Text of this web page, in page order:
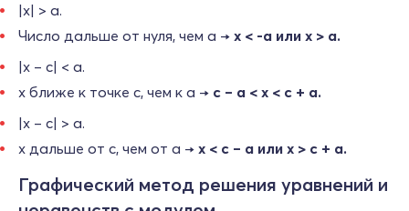
|x| > a.
Число дальше от нуля, чем a → x < ‑a или x > a.
|x – c| < a.
x ближе к точке c, чем к a → c – a < x < c + a.
|x – c| > a.
x дальше от c, чем от a → x < c – a или x > c + a.
Графический метод решения уравнений и